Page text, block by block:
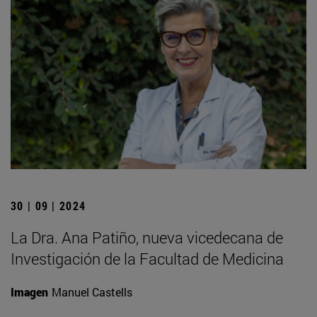
30 | 09 | 2024
La Dra. Ana Patiño, nueva vicedecana de
Investigación de la Facultad de Medicina
Imagen Manuel Castells